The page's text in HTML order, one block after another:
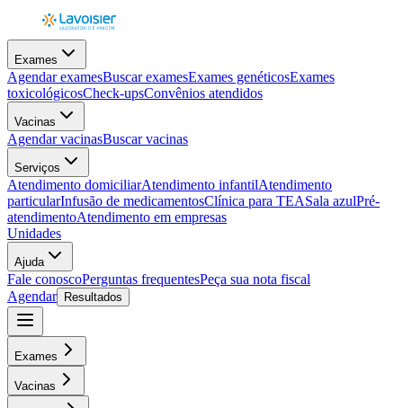
Exames
Agendar examesBuscar examesExames genéticosExames
toxicológicosCheck-upsConvênios atendidos
Vacinas
Agendar vacinasBuscar vacinas
Serviços
Atendimento domiciliarAtendimento infantilAtendimento
particularInfusão de medicamentosClínica para TEASala azulPré-
atendimentoAtendimento em empresas
Unidades
Ajuda
Fale conoscoPerguntas frequentesPeça sua nota fiscal
Agendar
Resultados
Exames
Vacinas